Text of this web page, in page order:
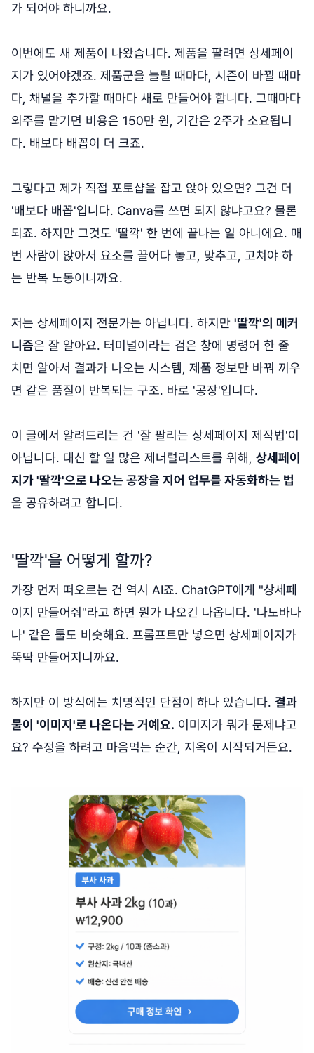
가 되어야 하니까요.
이번에도 새 제품이 나왔습니다. 제품을 팔려면 상세페이
지가 있어야겠죠. 제품군을 늘릴 때마다, 시즌이 바뀔 때마
다, 채널을 추가할 때마다 새로 만들어야 합니다. 그때마다
외주를 맡기면 비용은 150만 원, 기간은 2주가 소요됩니
다. 배보다 배꼽이 더 크죠.
그렇다고 제가 직접 포토샵을 잡고 앉아 있으면? 그건 더
'배보다 배꼽'입니다. Canva를 쓰면 되지 않냐고요? 물론
되죠. 하지만 그것도 '딸깍' 한 번에 끝나는 일 아니에요. 매
번 사람이 앉아서 요소를 끌어다 놓고, 맞추고, 고쳐야 하
는 반복 노동이니까요.
저는 상세페이지 전문가는 아닙니다. 하지만 '딸깍'의 메커
니즘은 잘 알아요. 터미널이라는 검은 창에 명령어 한 줄
치면 알아서 결과가 나오는 시스템, 제품 정보만 바꿔 끼우
면 같은 품질이 반복되는 구조. 바로 '공장'입니다.
이 글에서 알려드리는 건 '잘 팔리는 상세페이지 제작법'이
아닙니다. 대신 할 일 많은 제너럴리스트를 위해, 상세페이
지가 '딸깍'으로 나오는 공장을 지어 업무를 자동화하는 법
을 공유하려고 합니다.
'딸깍'을 어떻게 할까?
가장 먼저 떠오르는 건 역시 AI죠. ChatGPT에게 "상세페
이지 만들어줘"라고 하면 뭔가 나오긴 나옵니다. '나노바나
나' 같은 툴도 비슷해요. 프롬프트만 넣으면 상세페이지가
뚝딱 만들어지니까요.
하지만 이 방식에는 치명적인 단점이 하나 있습니다. 결과
물이 '이미지'로 나온다는 거예요. 이미지가 뭐가 문제냐고
요? 수정을 하려고 마음먹는 순간, 지옥이 시작되거든요.